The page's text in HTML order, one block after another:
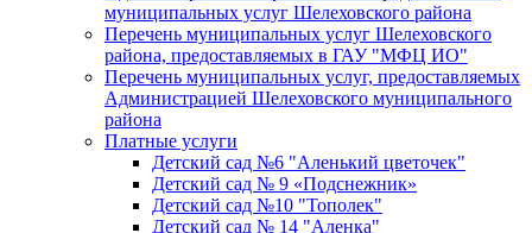
муниципальных услуг Шелеховского района
Перечень муниципальных услуг Шелеховского
района, предоставляемых в ГАУ "МФЦ ИО"
Перечень муниципальных услуг, предоставляемых
Администрацией Шелеховского муниципального
района
Платные услуги
Детский сад №6 "Аленький цветочек"
Детский сад № 9 «Подснежник»
Детский сад №10 "Тополек"
Детский сад № 14 "Аленка"